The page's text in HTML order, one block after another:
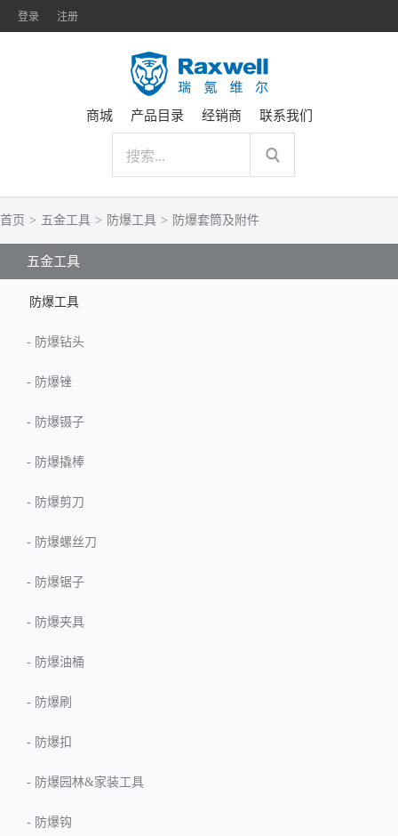
登录 注册
商城 产品目录 经销商 联系我们
首页 > 五金工具 > 防爆工具 > 防爆套筒及附件
五金工具
防爆工具
- 防爆钻头
- 防爆锉
- 防爆镊子
- 防爆撬棒
- 防爆剪刀
- 防爆螺丝刀
- 防爆锯子
- 防爆夹具
- 防爆油桶
- 防爆刷
- 防爆扣
- 防爆园林&家装工具
- 防爆钩